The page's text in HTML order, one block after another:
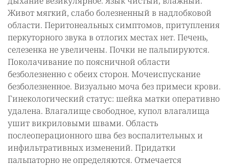
Живот мягкий, слабо болезненный в надлобковой
области. Перитонеальных симптомов, притупления
перкуторного звука в отлогих местах нет. Печень,
селезенка не увеличены. Почки не пальпируются.
Поколачивание по поясничной области
безболезненно с обеих сторон. Мочеиспускание
безболезненное. Визуально моча без примеси крови.
Гинекологический статус: шейка матки оперативно
удалена. Влагалище свободное, купол влагалища
ушит викриловыми швами. Область
послеоперационного шва без воспалительных и
инфильтративных изменений. Придатки
пальпаторно не определяются. Отмечается